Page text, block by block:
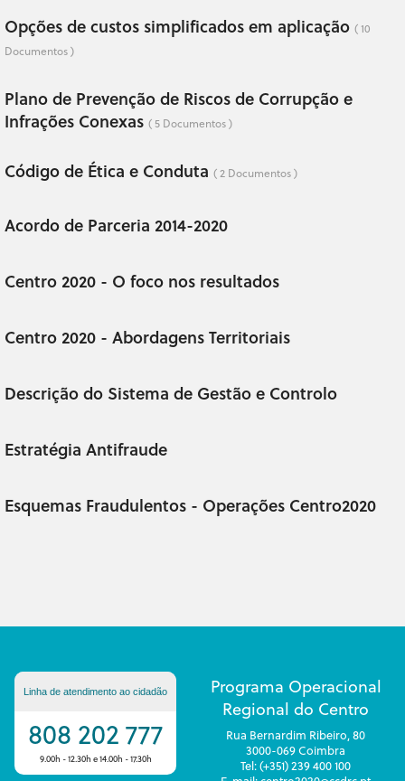
Opções de custos simplificados em aplicação ( 10
Documentos )
Plano de Prevenção de Riscos de Corrupção e
Infrações Conexas ( 5 Documentos )
Código de Ética e Conduta ( 2 Documentos )
Acordo de Parceria 2014-2020
Centro 2020 - O foco nos resultados
Centro 2020 - Abordagens Territoriais
Descrição do Sistema de Gestão e Controlo
Estratégia Antifraude
Esquemas Fraudulentos - Operações Centro2020
Linha de atendimento ao cidadão
808 202 777
9.00h - 12.30h e 14.00h - 17.30h
Programa Operacional
Regional do Centro
Rua Bernardim Ribeiro, 80
3000-069 Coimbra
Tel: (+351) 239 400 100